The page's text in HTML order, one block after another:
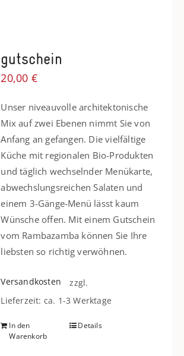
gutschein
20,00 €
Unser niveauvolle architektonische
Mix auf zwei Ebenen nimmt Sie von
Anfang an gefangen. Die vielfältige
Küche mit regionalen Bio-Produkten
und täglich wechselnder Menükarte,
abwechslungsreichen Salaten und
einem 3-Gänge-Menü lässt kaum
Wünsche offen. Mit einem Gutschein
vom Rambazamba können Sie Ihre
liebsten so richtig verwöhnen.
zzgl.
Versandkosten
Lieferzeit: ca. 1-3 Werktage
In den
Warenkorb
Details